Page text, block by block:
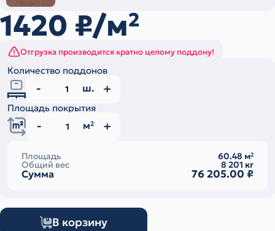
1420 ₽/м2
Отгрузка производится кратно целому поддону!
Количество поддонов
ш.
Площадь покрытия
м2
Площадь 60.48 м2
Общий вес 8 201 кг
Сумма 76 205.00 ₽
В корзину